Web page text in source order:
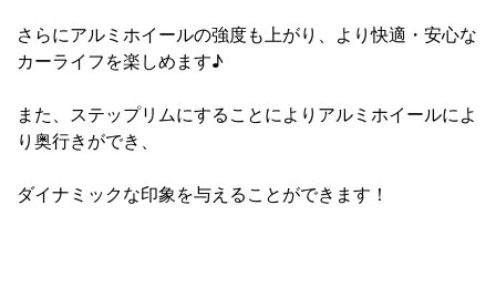
さらにアルミホイールの強度も上がり、より快適・安心な
カーライフを楽しめます♪
また、ステップリムにすることによりアルミホイールによ
り奥行きができ、
ダイナミックな印象を与えることができます！